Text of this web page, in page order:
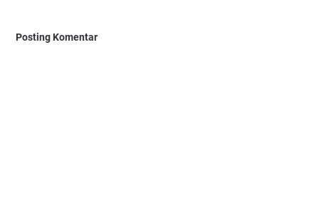
Posting Komentar